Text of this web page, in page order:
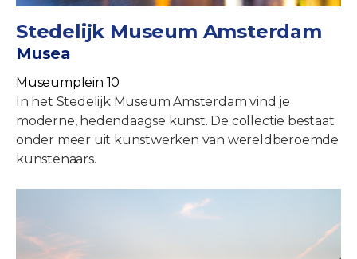
Stedelijk Museum Amsterdam
Musea
Museumplein 10
In het Stedelijk Museum Amsterdam vind je
moderne, hedendaagse kunst. De collectie bestaat
onder meer uit kunstwerken van wereldberoemde
kunstenaars.